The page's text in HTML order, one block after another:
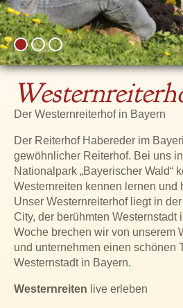
Der Westernreiterhof in Bayern
Der Reiterhof Habereder im
gewöhnlicher Reiterhof. Bei uns
Nationalpark „Bayerischer Wald“
Westernreiten kennen lernen und
Unser Westernreiterhof liegt in
City, der berühmten Westernstadt
Woche brechen wir von unserem
und unternehmen einen schönen
Westernstadt in Bayern.
Westernreiten live erleben